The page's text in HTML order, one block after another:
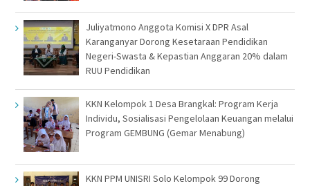
Juliyatmono Anggota Komisi X DPR Asal
Karanganyar Dorong Kesetaraan Pendidikan
Negeri-Swasta & Kepastian Anggaran 20% dalam
RUU Pendidikan
KKN Kelompok 1 Desa Brangkal: Program Kerja
Individu, Sosialisasi Pengelolaan Keuangan melalui
Program GEMBUNG (Gemar Menabung)
KKN PPM UNISRI Solo Kelompok 99 Dorong